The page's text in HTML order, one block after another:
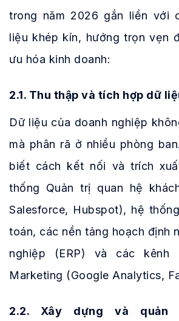
trong năm 2026 gắn liền với
liệu khép kín, hướng trọn vẹn
ưu hóa kinh doanh:
2.1. Thu thập và tích hợp dữ
Dữ liệu của doanh nghiệp
mà phân rã ở nhiều phòng
biết cách kết nối và trích
thống Quản trị quan hệ
Salesforce, Hubspot), hệ
toán, các nền tảng hoạch định
nghiệp (ERP) và các kênh
Marketing (Google Analytics,
2.2. Xây dựng và quản